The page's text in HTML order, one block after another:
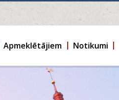
Apmeklētājiem Notikumi